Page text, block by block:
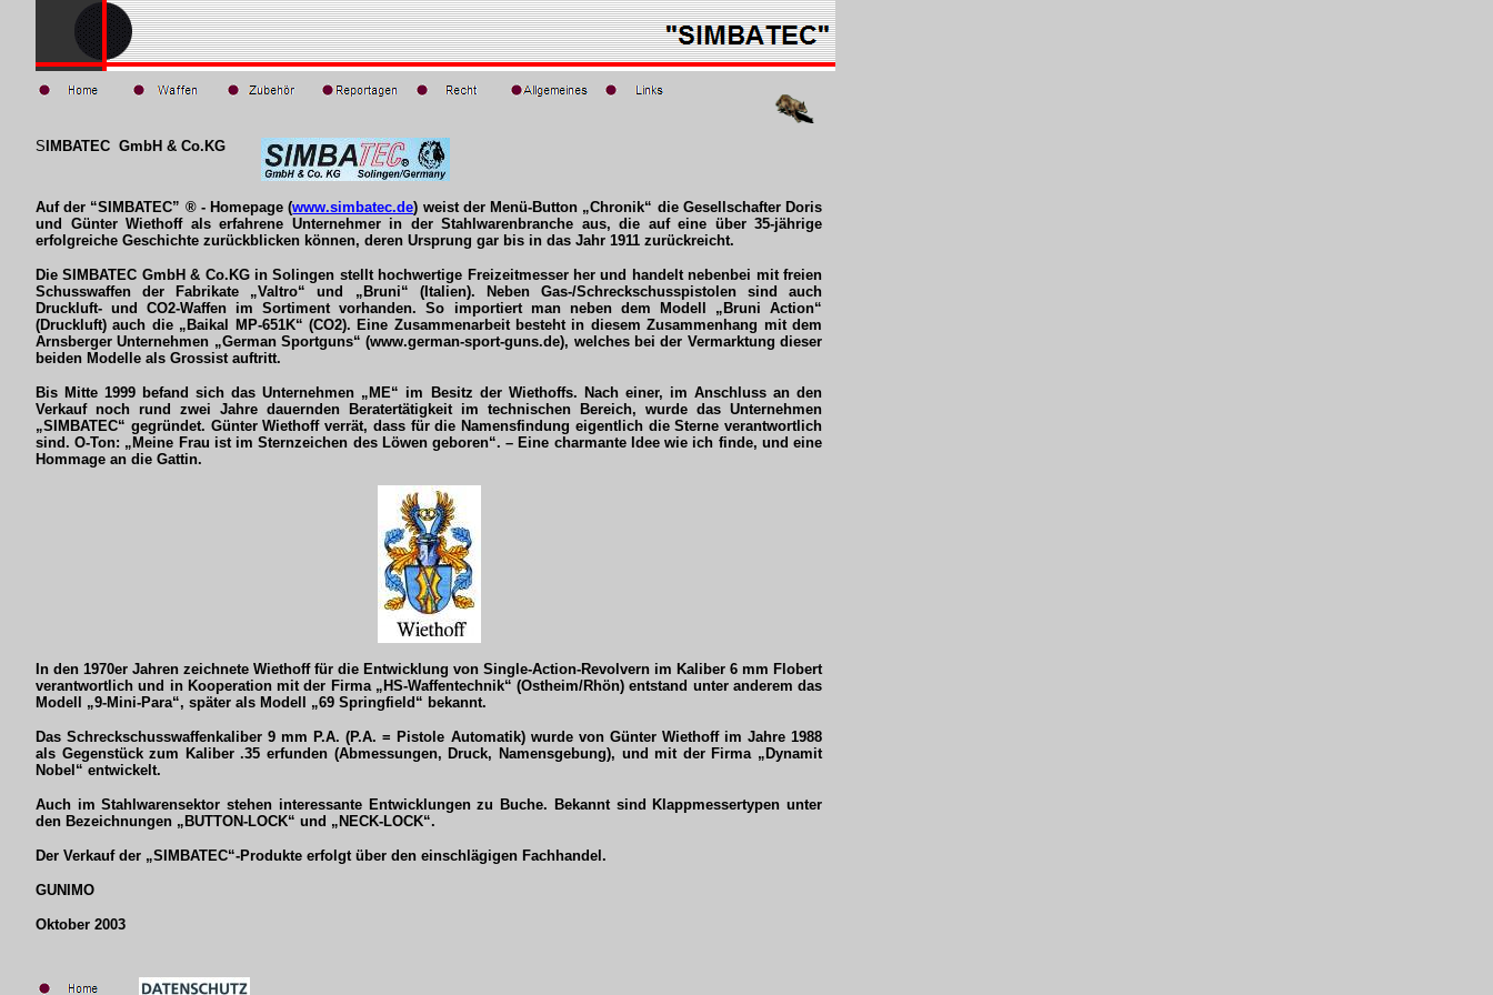
S IMBATEC GmbH & Co.KG
Auf der “SIMBATEC” ® - Homepage (www.simbatec.de) weist der Menü-Button „Chronik“ die Gesellschafter Doris
und Günter Wiethoff als erfahrene Unternehmer in der Stahlwarenbranche aus, die auf eine über 35-jährige
erfolgreiche Geschichte zurückblicken können, deren Ursprung gar bis in das Jahr 1911 zurückreicht.
Die SIMBATEC GmbH & Co.KG in Solingen stellt hochwertige Freizeitmesser her und handelt nebenbei mit freien
Schusswaffen der Fabrikate „Valtro“ und „Bruni“ (Italien). Neben Gas-/Schreckschusspistolen sind auch
Druckluft- und CO2-Waffen im Sortiment vorhanden. So importiert man neben dem Modell „Bruni Action“
(Druckluft) auch die „Baikal MP-651K“ (CO2). Eine Zusammenarbeit besteht in diesem Zusammenhang mit dem
Arnsberger Unternehmen „German Sportguns“ (www.german-sport-guns.de), welches bei der Vermarktung dieser
beiden Modelle als Grossist auftritt.
Bis Mitte 1999 befand sich das Unternehmen „ME“ im Besitz der Wiethoffs. Nach einer, im Anschluss an den
Verkauf noch rund zwei Jahre dauernden Beratertätigkeit im technischen Bereich, wurde das Unternehmen
„SIMBATEC“ gegründet. Günter Wiethoff verrät, dass für die Namensfindung eigentlich die Sterne verantwortlich
sind. O-Ton: „Meine Frau ist im Sternzeichen des Löwen geboren“. – Eine charmante Idee wie ich finde, und eine
Hommage an die Gattin.
In den 1970er Jahren zeichnete Wiethoff für die Entwicklung von Single-Action-Revolvern im Kaliber 6 mm Flobert
verantwortlich und in Kooperation mit der Firma „HS-Waffentechnik“ (Ostheim/Rhön) entstand unter anderem das
Modell „9-Mini-Para“, später als Modell „69 Springfield“ bekannt.
Das Schreckschusswaffenkaliber 9 mm P.A. (P.A. = Pistole Automatik) wurde von Günter Wiethoff im Jahre 1988
als Gegenstück zum Kaliber .35 erfunden (Abmessungen, Druck, Namensgebung), und mit der Firma „Dynamit
Nobel“ entwickelt.
Auch im Stahlwarensektor stehen interessante Entwicklungen zu Buche. Bekannt sind Klappmessertypen unter
den Bezeichnungen „BUTTON-LOCK“ und „NECK-LOCK“.
Der Verkauf der „SIMBATEC“-Produkte erfolgt über den einschlägigen Fachhandel.
GUNIMO
Oktober 2003